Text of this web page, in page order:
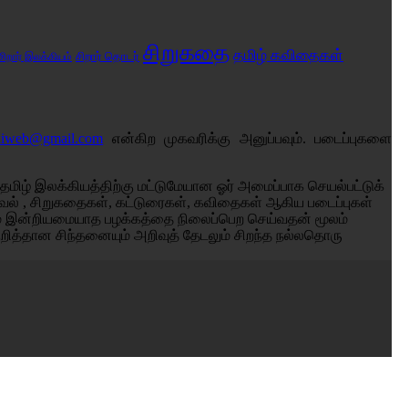
இலக்கியம் சிறார் தொடர் சிறுகதை தமிழ் கவிதைகள்
என்கிற முகவரிக்கு அனுப்பவும். படைப்புகளை
இலக்கியத்திற்கு மட்டுமேயான ஓர் அமைப்பாக செயல்பட்டுக்
, சிறுகதைகள், கட்டுரைகள், கவிதைகள் ஆகிய படைப்புகள்
இன்றியமையாத பழக்கத்தை நிலைப்பெற செய்வதன் மூலம்
சிந்தனையும் அறிவுத் தேடலும் சிறந்த நல்லதொரு